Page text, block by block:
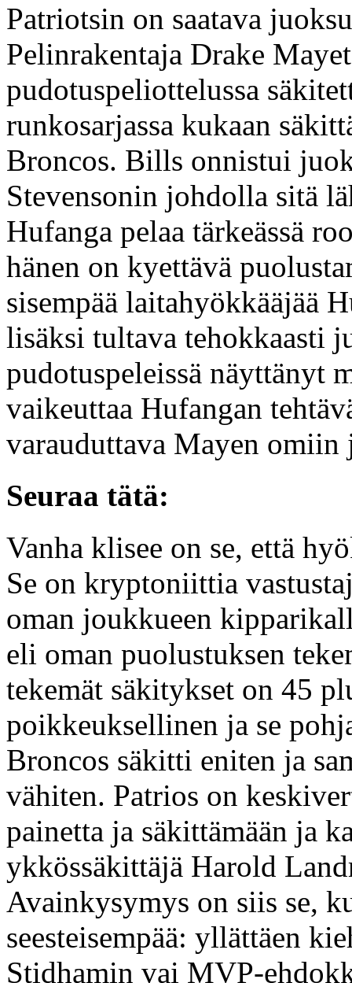
Patriotsin on saatava
Pelinrakentaja Drake
pudotuspeliottelussa
runkosarjassa kukaan
Broncos. Bills onnistui
Stevensonin johdolla sitä
Hufanga pelaa tärkeässä
hänen on kyettävä
sisempää laitahyökkääjää
lisäksi tultava tehokkaasti
pudotuspeleissä näyttänyt
vaikeuttaa Hufangan
varauduttava Mayen
Seuraa tätä:
Vanha klisee on se, että
Se on kryptoniittia
oman joukkueen
eli oman puolustuksen
tekemät säkitykset on 45
poikkeuksellinen ja se
Broncos säkitti eniten ja
vähiten. Patrios on
painetta ja säkittämään ja
ykkössäkittäjä Harold
Avainkysymys on siis se,
seesteisempää: yllättäen
Stidhamin vai MVP-